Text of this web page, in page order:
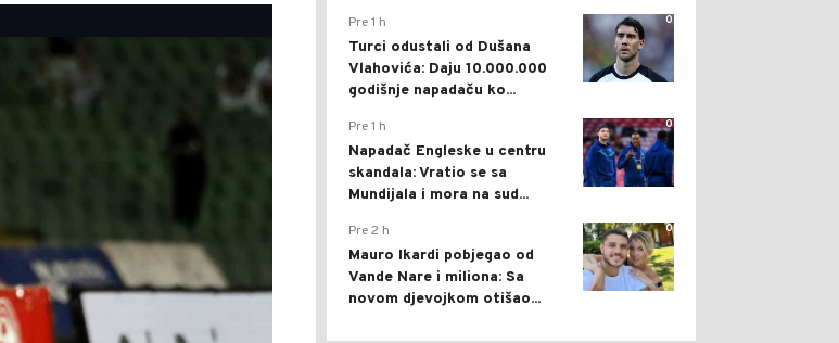
0
Pre 1 h
Turci odustali od Dušana
Vlahovića: Daju 10.000.000
godišnje napadaču ko...
0
Pre 1 h
Napadač Engleske u centru
skandala: Vratio se sa
Mundijala i mora na sud...
0
Pre 2 h
Mauro Ikardi pobjegao od
Vande Nare i miliona: Sa
novom djevojkom otišao...